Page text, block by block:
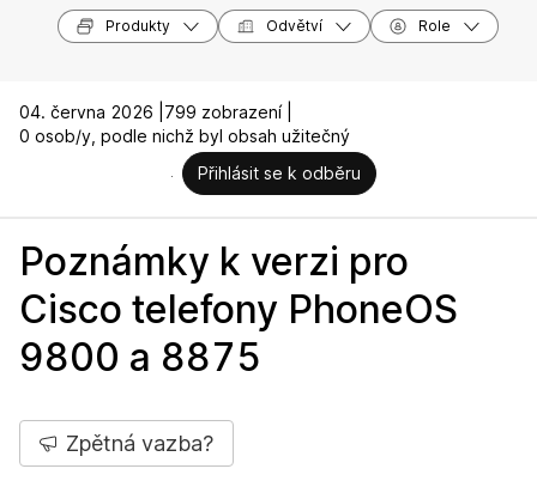
Produkty Odvětví Role
04. června 2026 | 799 zobrazení |
0 osob/y, podle nichž byl obsah užitečný
Přihlásit se k odběru
Poznámky k verzi pro
Cisco telefony PhoneOS
9800 a 8875
Zpětná vazba?